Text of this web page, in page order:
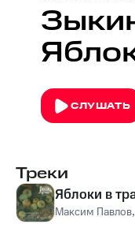
СЛУШАТЬ
Треки
Яблоки в
Максим Павлов,